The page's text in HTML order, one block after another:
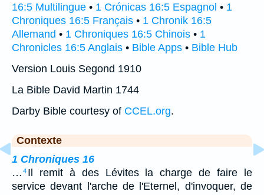
16:5 Multilingue • 1 Crónicas 16:5 Espagnol • 1
Chroniques 16:5 Français • 1 Chronik 16:5
Allemand • 1 Chroniques 16:5 Chinois • 1
Chronicles 16:5 Anglais • Bible Apps • Bible Hub
Version Louis Segond 1910
La Bible David Martin 1744
Darby Bible courtesy of CCEL.org.
Contexte
1 Chroniques 16
… 4 Il remit à des Lévites la charge de faire le
service devant l'arche de l'Eternel, d'invoquer, de